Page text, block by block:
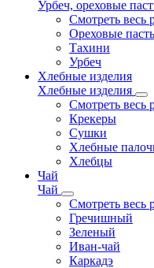
Урбеч, ореховые
Смотреть весь
Ореховые
Тахини
Урбеч
Хлебные изделия
Хлебные изделия
Смотреть весь
Крекеры
Сушки
Хлебные
Хлебцы
Чай
Чай
Смотреть весь
Гречишный
Зеленый
Иван-чай
Каркадэ